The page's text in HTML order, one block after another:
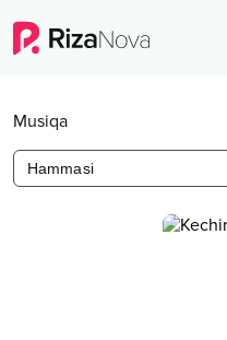
Musiqa
Hammasi